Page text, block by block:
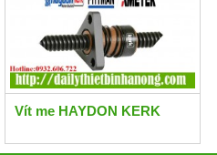
Vít me HAYDON KERK